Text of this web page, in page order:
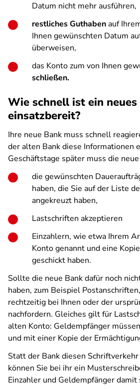
Datum nicht mehr ausführen,
restliches Guthabenauf
Ihnen gewünschten Datum
überweisen,
das Konto zum von Ihnen
schließen.
Wie schnell ist ein
einsatzbereit?
Ihre neue Bank muss schnell
der alten Bank diese Informationen
Geschäftstage später muss die
die gewünschten
haben, die Sie auf der Liste
angekreuzt haben,
Lastschriften akzeptieren
Einzahlern, wie etwa Ihrem
Konto genannt und eine
geschickt haben.
Sollte die neue Bank dafür noch
haben, zum Beispiel
rechtzeitig bei Ihnen oder der
nachfordern. Gleiches gilt für
alten Konto: Geldempfänger
und mit einer Kopie der
Statt der Bank diesen
können Sie bei ihr ein
Einzahler und Geldempfänger